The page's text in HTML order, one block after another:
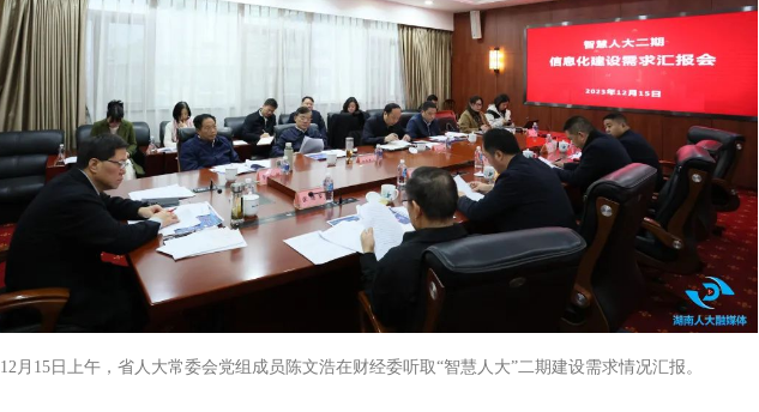
12月15日上午，省人大常委会党组成员陈文浩在财经委听取“智慧人大”二期建设需求情况汇报。